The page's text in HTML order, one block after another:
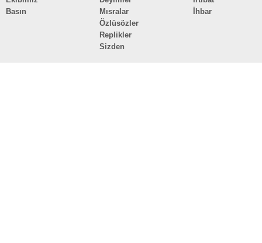
Basın
Mısralar
Özlüsözler
Replikler
Sizden
İhbar